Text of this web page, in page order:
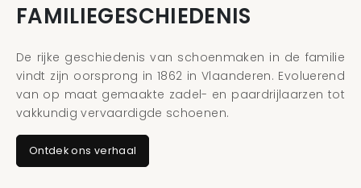
FAMILIEGESCHIEDENIS
De rijke geschiedenis van schoenmaken in de familie
vindt zijn oorsprong in 1862 in Vlaanderen. Evoluerend
van op maat gemaakte zadel- en paardrijlaarzen tot
vakkundig vervaardigde schoenen.
Ontdek ons verhaal